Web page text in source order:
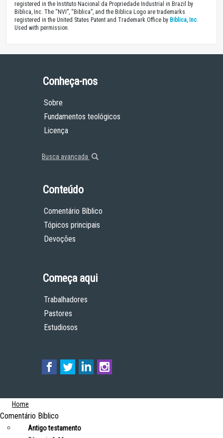
registered in the Instituto Nacional da Propriedade Industrial in Brazil by
Biblica, Inc. The “NVI”, “Biblica”, and the Biblica Logo are trademarks
registered in the United States Patent and Trademark Office by Biblica, Inc.
Used with permission.
Conheça-nos
Sobre
Fundamentos teológicos
Licença
Busca avançada
Conteúdo
Comentário Bíblico
Tópicos principais
Devoções
Começa aqui
Trabalhadores
Pastores
Estudiosos
Home
Comentário Bíblico
Antigo testamento